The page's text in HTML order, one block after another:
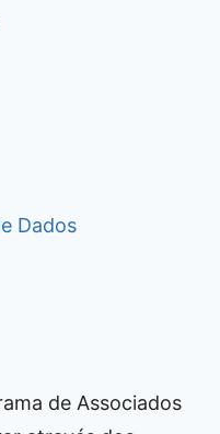
Dados
de Associados